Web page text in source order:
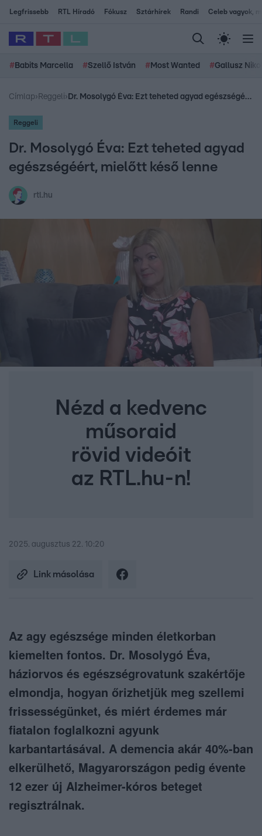
Legfrissebb RTL Híradó Fókusz Sztárhírek Randi Celeb vagyok,
# Babits Marcella #Szellő István # Most Wanted #Gallusz
Címlap› Reggeli› Dr. Mosolygó Éva: Ezt teheted agyad egészségéért, mielőtt késő lenne
Reggeli
Dr. Mosolygó Éva: Ezt teheted agyad
egészségéért, mielőtt késő lenne
rtl.hu
Nézd a kedvenc
műsoraid
rövid videóit
az RTL.hu-n!
2025. augusztus 22. 10:20
Link másolása
Az agy egészsége minden életkorban
kiemelten fontos. Dr. Mosolygó Éva,
háziorvos és egészségrovatunk szakértője
elmondja, hogyan őrizhetjük meg szellemi
frissességünket, és miért érdemes már
fiatalon foglalkozni agyunk
karbantartásával. A demencia akár 40%-ban
elkerülhető, Magyarországon pedig évente
12 ezer új Alzheimer-kóros beteget
regisztrálnak.